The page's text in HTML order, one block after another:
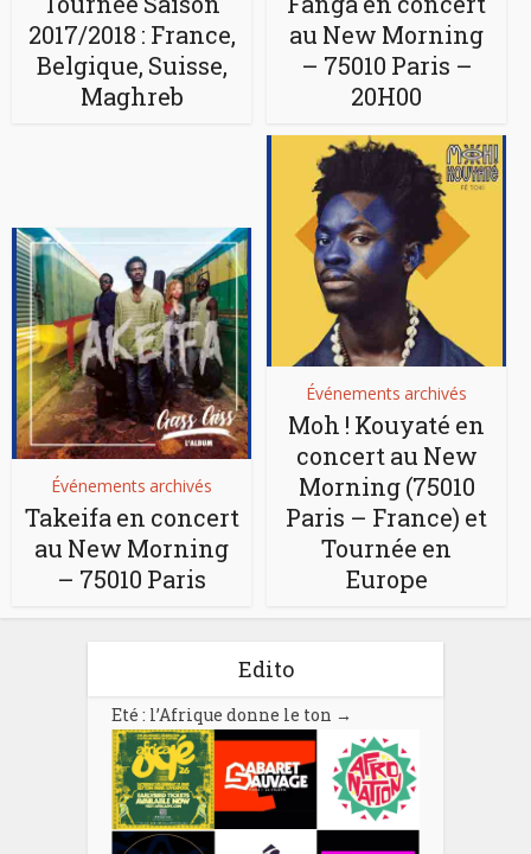
2017/2018 : France,
Belgique, Suisse,
Maghreb
au New Morning
– 75010 Paris –
20H00
Événements archivés
Takeifa en concert
au New Morning
– 75010 Paris
Événements archivés
Moh ! Kouyaté en
concert au New
Morning (75010
Paris – France) et
Tournée en
Europe
Edito
Eté : l’Afrique donne le ton →